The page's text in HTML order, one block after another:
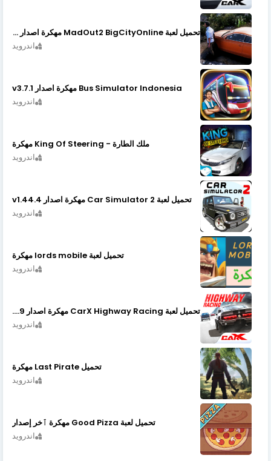
تحميل لعبة MadOut2 BigCityOnline مهكرة اصدار v10.48
اندرويد
Bus Simulator Indonesia مهكرة اصدار v3.7.1
اندرويد
ملك الطارة - King Of Steering مهكرة
اندرويد
تحميل لعبة Car Simulator 2 مهكرة اصدار v1.44.4
اندرويد
تحميل لعبة lords mobile مهكرة
اندرويد
تحميل لعبة CarX Highway Racing مهكرة اصدار v1.74.9
اندرويد
تحميل Last Pirate مهكرة
اندرويد
تحميل لعبة Good Pizza مهكرة ٱخر إصدار
اندرويد